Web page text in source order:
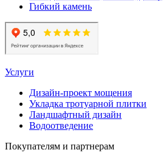
Гибкий камень
Услуги
Дизайн-проект мощения
Укладка тротуарной плитки
Ландшафтный дизайн
Водоотведение
Покупателям и партнерам